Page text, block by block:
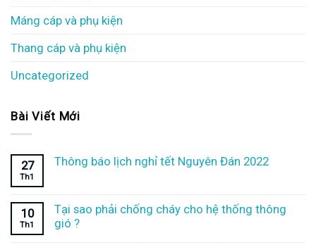
Máng cáp và phụ kiện
Thang cáp và phụ kiện
Uncategorized
Bài Viết Mới
27
Th1
Thông báo lịch nghỉ tết Nguyên Đán 2022
10
Th1
Tại sao phải chống cháy cho hệ thống thông
gió ?